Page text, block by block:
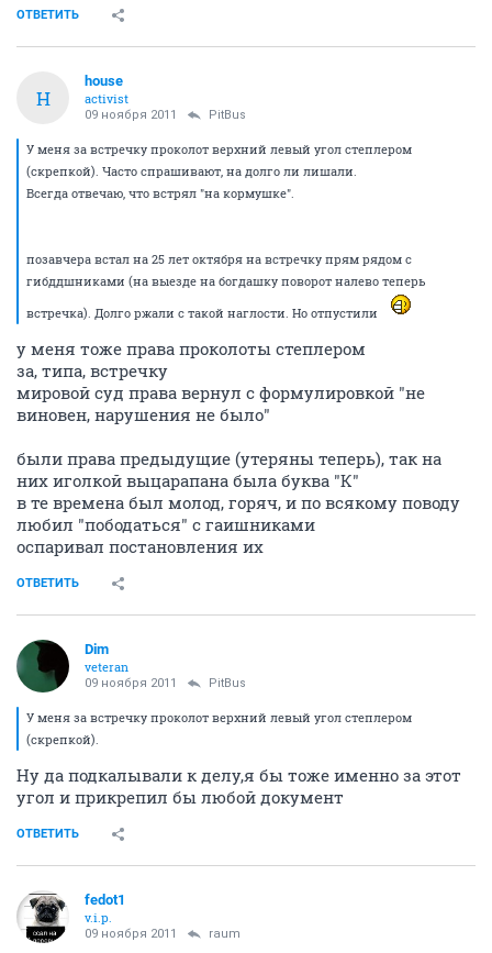
ОТВЕТИТЬ
H
house
activist
09 ноября 2011 PitBus
У меня за встречку проколот верхний левый угол степлером
(скрепкой). Часто спрашивают, на долго ли лишали.
Всегда отвечаю, что встрял "на кормушке".
позавчера встал на 25 лет октября на встречку прям рядом с
гибддшниками (на выезде на богдашку поворот налево теперь
встречка). Долго ржали с такой наглости. Но отпустили
у меня тоже права проколоты степлером
за, типа, встречку
мировой суд права вернул с формулировкой "не
виновен, нарушения не было"
были права предыдущие (утеряны теперь), так на
них иголкой выцарапана была буква "К"
в те времена был молод, горяч, и по всякому поводу
любил "пободаться" с гаишниками
оспаривал постановления их
ОТВЕТИТЬ
Dim
veteran
09 ноября 2011 PitBus
У меня за встречку проколот верхний левый угол степлером
(скрепкой).
Ну да подкалывали к делу,я бы тоже именно за этот
угол и прикрепил бы любой документ
ОТВЕТИТЬ
fedot1
v.i.p.
09 ноября 2011 raum